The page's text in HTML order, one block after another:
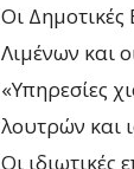
Oι
Λιμένων και
«Υπηρεσίες
λουτρών και
Oι